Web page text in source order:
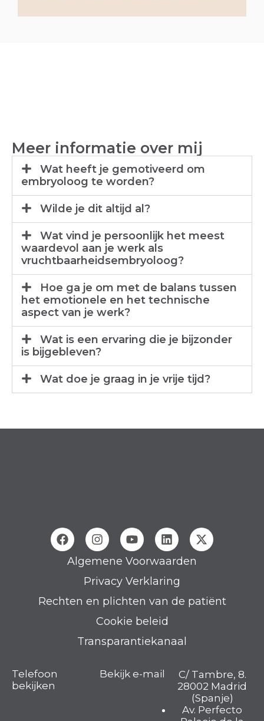
Meer informatie over mij
Wat heeft je gemotiveerd om
embryoloog te worden?
Wilde je dit altijd al?
Wat vind je persoonlijk het meest
waardevol aan je werk als
vruchtbaarheidsembryoloog?
Hoe ga je om met de balans tussen
het emotionele en het technische
aspect van je werk?
Wat is een ervaring die je bijzonder
is bijgebleven?
Wat doe je graag in je vrije tijd?
Algemene Voorwaarden
Privacy Verklaring
Rechten en plichten van de patiënt
Cookie beleid
Transparantiekanaal
Telefoon
bekijken
Bekijk e-mail
C/ Tambre, 8.
28002 Madrid
(Spanje)
Av. Perfecto